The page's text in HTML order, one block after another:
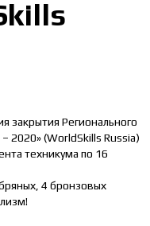
закрытия Регионального
2020» (WorldSkills Russia)
техникума по 16
4 бронзовых